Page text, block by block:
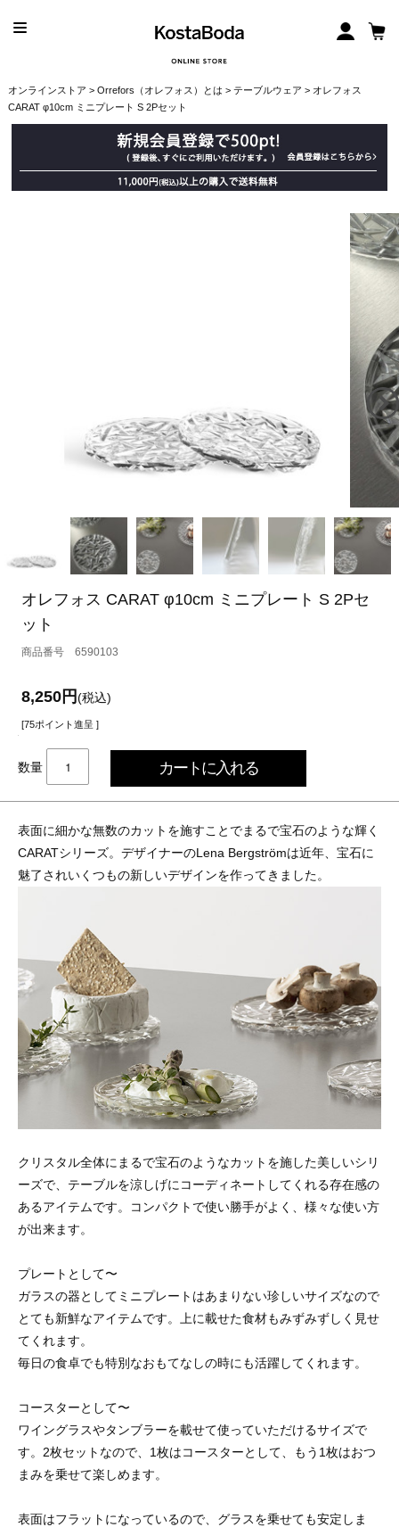
オンラインストア > Orrefors（オレフォス）とは > テーブルウェア > オレフォス
CARAT φ10cm ミニプレート S 2Pセット
オレフォス CARAT φ10cm ミニプレート S 2Pセ
ット
6590103
8,250円(税込)
[75ポイント進呈 ]
数量
表面に細かな無数のカットを施すことでまるで宝石のような輝く
CARATシリーズ。デザイナーのLena Bergstrӧmは近年、宝石に
魅了されいくつもの新しいデザインを作ってきました。
クリスタル全体にまるで宝石のようなカットを施した美しいシリ
ーズで、テーブルを涼しげにコーディネートしてくれる存在感の
あるアイテムです。コンパクトで使い勝手がよく、様々な使い方
が出来ます。
プレートとして〜
ガラスの器としてミニプレートはあまりない珍しいサイズなので
とても新鮮なアイテムです。上に載せた食材もみずみずしく見せ
てくれます。
毎日の食卓でも特別なおもてなしの時にも活躍してくれます。
コースターとして〜
ワイングラスやタンブラーを載せて使っていただけるサイズで
す。2枚セットなので、1枚はコースターとして、もう1枚はおつ
まみを乗せて楽しめます。
表面はフラットになっているので、グラスを乗せても安定しま